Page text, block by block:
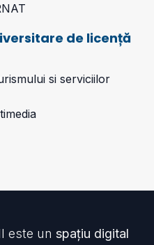
de licență
si serviciilor
este un spațiu digital